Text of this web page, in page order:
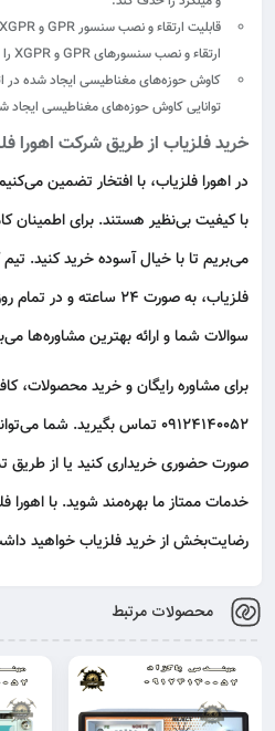
قابلیت ارتقاء و نصب سنسور GPR و XGPR (قابل خرید)
ارتقاء و نصب سنسورهای GPR و XGPR را دارد.
کاوش حوزه‌های مغناطیسی ایجاد شده در
توانایی کاوش حوزه‌های مغناطیسی ایجاد
خرید فلزیاب از طریق شرکت اهورا
در اهورا فلزیاب، با افتخار تضمین
با کیفیت بی‌نظیر هستند. برای اطمینان
می‌بریم تا با خیال آسوده خرید کنید.
فلزیاب، به صورت ۲۴
سوالات شما و ارائه بهترین مشاوره‌ها
برای مشاوره رایگان و خرید محصولات،
۰۹۱۲۴۱۴۰۰۵۲ تماس بگیرید.
صورت حضوری خریداری کنید یا از
خدمات ممتاز ما بهره‌مند شوید. با اهورا
رضایت‌بخش از خرید فلزیاب خواهید
محصولات مرتبط